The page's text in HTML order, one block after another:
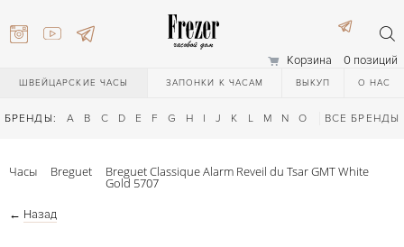
Корзина 0 позиций
ШВЕЙЦАРСКИЕ ЧАСЫ ЗАПОНКИ К ЧАСАМ ВЫКУП О НАС
БРЕНДЫ: A B C D E F G H I J K L M N O Q R S T
ВСЕ БРЕНДЫ
Часы Breguet Breguet Classique Alarm Reveil du Tsar GMT White
Gold 5707
← Назад